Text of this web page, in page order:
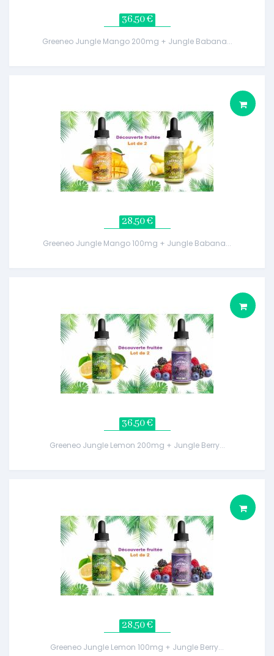
36,50 €
Greeneo Jungle Mango 200mg + Jungle Babana...
28,50 €
Greeneo Jungle Mango 100mg + Jungle Babana...
36,50 €
Greeneo Jungle Lemon 200mg + Jungle Berry...
28,50 €
Greeneo Jungle Lemon 100mg + Jungle Berry...